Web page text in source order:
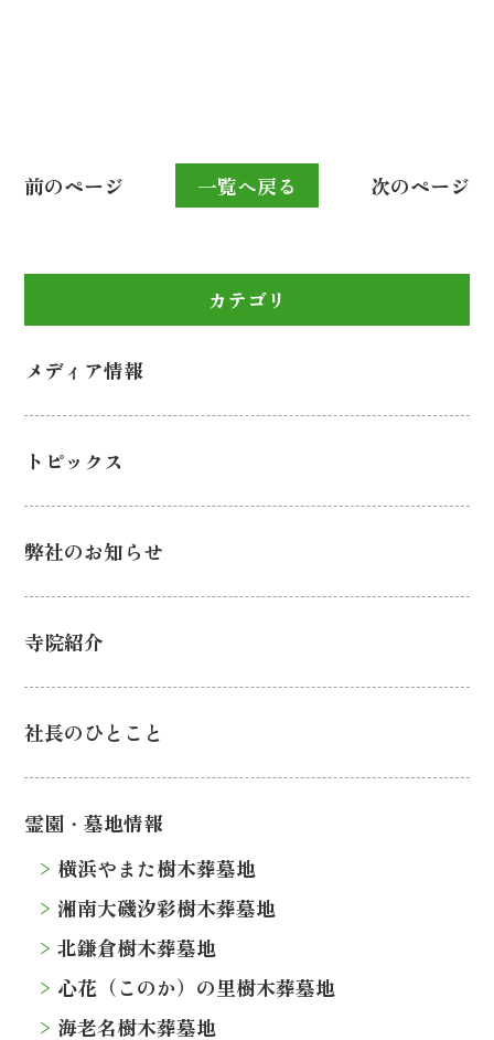
前のページ 一覧へ戻る 次のページ
カテゴリ
メディア情報
トピックス
弊社のお知らせ
寺院紹介
社長のひとこと
霊園・墓地情報
横浜やまた樹木葬墓地
湘南大磯汐彩樹木葬墓地
北鎌倉樹木葬墓地
心花（このか）の里樹木葬墓地
海老名樹木葬墓地